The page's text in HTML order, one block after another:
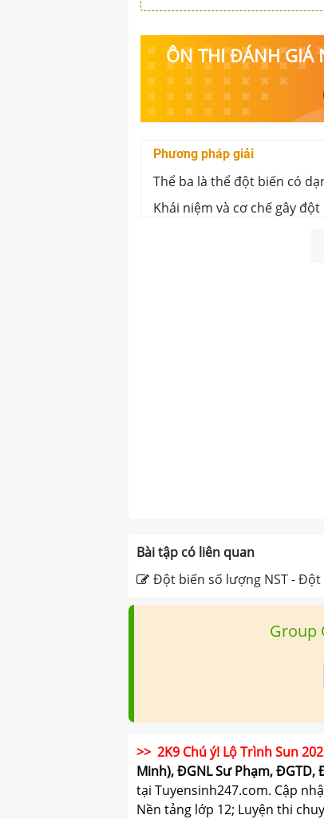
ÔN THI ĐÁNH GIÁ
Phương pháp giải
Thể ba là thể đột biến có
Khái niệm và cơ chế gây
Bài tập có liên quan
Đột biến số lượng NST -
Group
>> 2K9 Chú ý! Lộ Trình Sun
Minh), ĐGNL Sư Phạm, ĐGTD,
tại Tuyensinh247.com. Cập
Nền tảng lớp 12; Luyện thi